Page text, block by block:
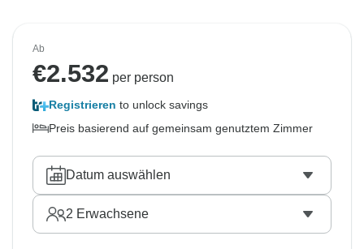
Ab
€2.532 per person
Registrieren to unlock savings
Preis basierend auf gemeinsam genutztem Zimmer
Datum auswählen
2 Erwachsene